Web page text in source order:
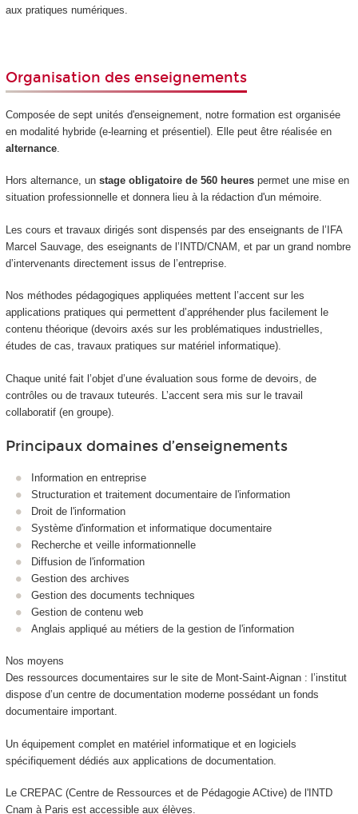
aux pratiques numériques.
Organisation des enseignements
Composée de sept unités d'enseignement, notre formation est organisée
en modalité hybride (e-learning et présentiel). Elle peut être réalisée en
alternance.
Hors alternance, un stage obligatoire de 560 heures permet une mise en
situation professionnelle et donnera lieu à la rédaction d'un mémoire.
Les cours et travaux dirigés sont dispensés par des enseignants de l’IFA
Marcel Sauvage, des eseignants de l’INTD/CNAM, et par un grand nombre
d’intervenants directement issus de l’entreprise.
Nos méthodes pédagogiques appliquées mettent l’accent sur les
applications pratiques qui permettent d’appréhender plus facilement le
contenu théorique (devoirs axés sur les problématiques industrielles,
études de cas, travaux pratiques sur matériel informatique).
Chaque unité fait l’objet d’une évaluation sous forme de devoirs, de
contrôles ou de travaux tuteurés. L’accent sera mis sur le travail
collaboratif (en groupe).
Principaux domaines d’enseignements
Information en entreprise
Structuration et traitement documentaire de l'information
Droit de l'information
Système d'information et informatique documentaire
Recherche et veille informationnelle
Diffusion de l'information
Gestion des archives
Gestion des documents techniques
Gestion de contenu web
Anglais appliqué au métiers de la gestion de l'information
Nos moyens
Des ressources documentaires sur le site de Mont-Saint-Aignan : l’institut
dispose d’un centre de documentation moderne possédant un fonds
documentaire important.
Un équipement complet en matériel informatique et en logiciels
spécifiquement dédiés aux applications de documentation.
Le CREPAC (Centre de Ressources et de Pédagogie ACtive) de l'INTD
Cnam à Paris est accessible aux élèves.